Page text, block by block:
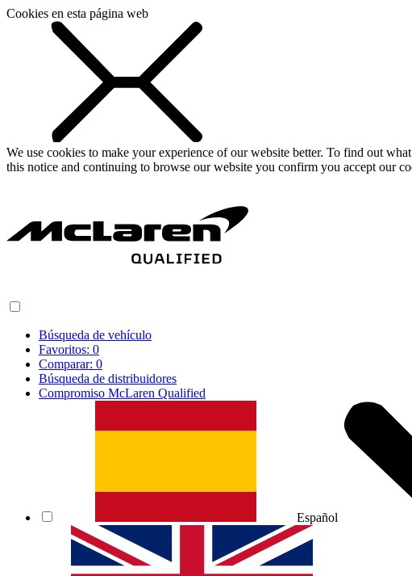
Cookies en esta página web
We use cookies to make your experience of our website better. To find out
this notice and continuing to browse our website you confirm you accept our
Búsqueda de vehículo
Favoritos: 0
Comparar: 0
Búsqueda de distribuidores
Compromiso McLaren Qualified
Español